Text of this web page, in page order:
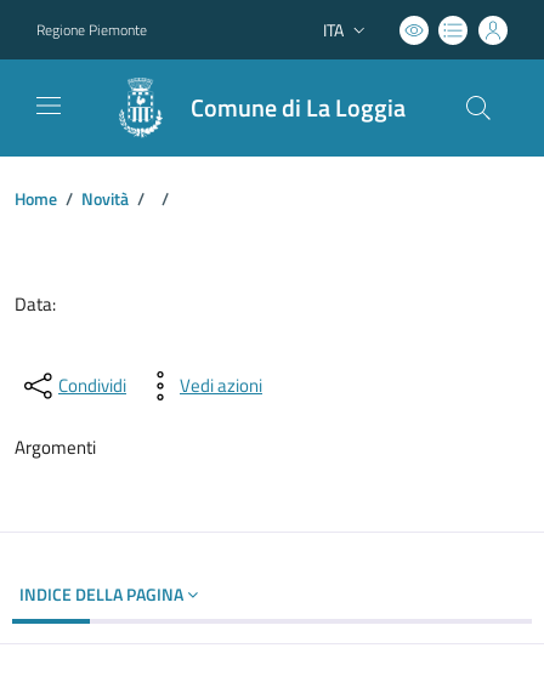
Regione Piemonte Lingua attiva:
ITA
Comune di La Loggia
Home / Novità / /
Data:
Condividi Vedi azioni
Argomenti
INDICE DELLA PAGINA